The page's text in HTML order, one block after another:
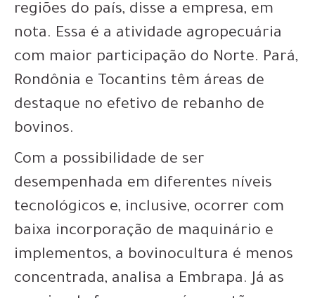
regiões do país, disse a empresa, em
nota. Essa é a atividade agropecuária
com maior participação do Norte. Pará,
Rondônia e Tocantins têm áreas de
destaque no efetivo de rebanho de
bovinos.
Com a possibilidade de ser
desempenhada em diferentes níveis
tecnológicos e, inclusive, ocorrer com
baixa incorporação de maquinário e
implementos, a bovinocultura é menos
concentrada, analisa a Embrapa. Já as